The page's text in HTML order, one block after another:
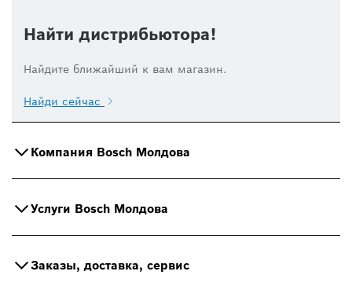
Найти дистрибьютора!
Найдите ближайший к вам магазин.
Найди сейчас
Компания Bosch Молдова
Услуги Bosch Молдова
Заказы, доставка, сервис